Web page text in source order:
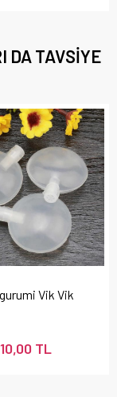
DA TAVSIYE
Vik Vik
10,00 TL